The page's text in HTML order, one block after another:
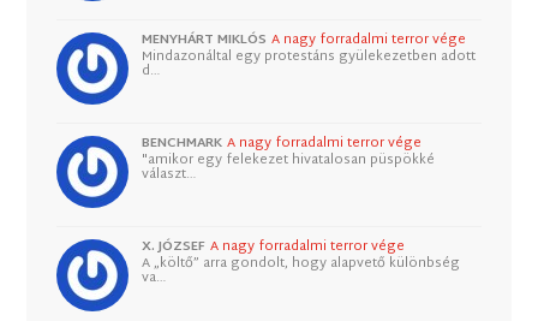
MENYHÁRT MIKLÓS A nagy forradalmi terror vége
Mindazonáltal egy protestáns gyülekezetben adott
d…
BENCHMARK A nagy forradalmi terror vége
"amikor egy felekezet hivatalosan püspökké
választ…
X. JÓZSEF A nagy forradalmi terror vége
A „költő” arra gondolt, hogy alapvető különbség
va…